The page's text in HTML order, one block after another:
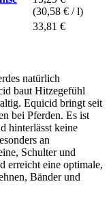
(30,58 € / l)
33,81 €
natürlich
baut Hitzegefühl
Equicid bringt seit
bei Pferden. Es ist
hinterlässt keine
an
Schulter und
erreicht eine optimale,
Bänder und